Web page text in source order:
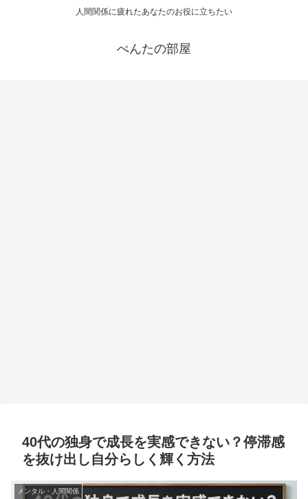
人間関係に疲れたあなたのお役に立ちたい
ぺんたの部屋
40代の独身で成長を実感できない？停滞感
を抜け出し自分らしく輝く方法
メンタル・人間関係